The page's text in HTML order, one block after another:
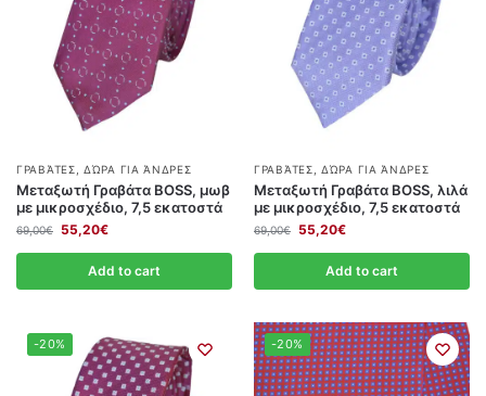
ΓΡΑΒΆΤΕΣ ,ΔΏΡΑ ΓΙΑ ΆΝΔΡΕΣ
Μεταξωτή Γραβάτα BOSS, μωβ
με μικροσχέδιο, 7,5 εκατοστά
69,00€ 55,20€
Add to cart
ΓΡΑΒΆΤΕΣ ,ΔΏΡΑ ΓΙΑ ΆΝΔΡΕΣ
Μεταξωτή Γραβάτα BOSS, λιλά
με μικροσχέδιο, 7,5 εκατοστά
69,00€ 55,20€
Add to cart
-20% -20%